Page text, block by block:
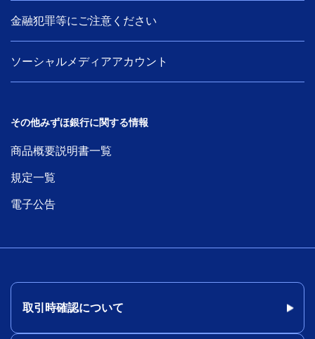
金融犯罪等にご注意ください
ソーシャルメディアアカウント
その他みずほ銀行に関する情報
商品概要説明書一覧
規定一覧
電子公告
取引時確認について